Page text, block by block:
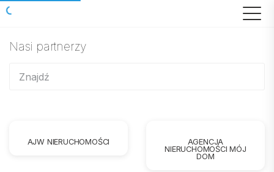
Nasi partnerzy
AJW NIERUCHOMOŚCI
AGENCJA
NIERUCHOMOŚCI MÓJ
DOM